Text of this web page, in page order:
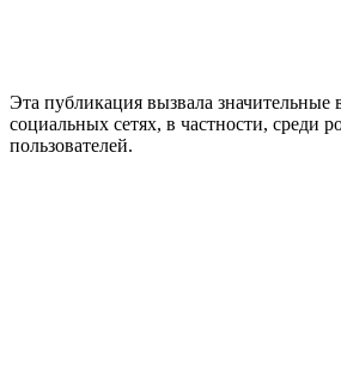
Эта публикация вызвала значительные
социальных сетях, в частности, среди
пользователей.